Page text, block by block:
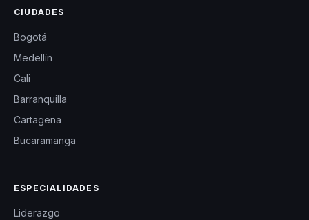
CIUDADES
Bogotá
Medellín
Cali
Barranquilla
Cartagena
Bucaramanga
ESPECIALIDADES
Liderazgo